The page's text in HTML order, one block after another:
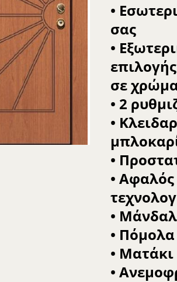
•
σας
•
σε
• 2
•
•
•
•
• Πόμολα
• Ματάκι
•